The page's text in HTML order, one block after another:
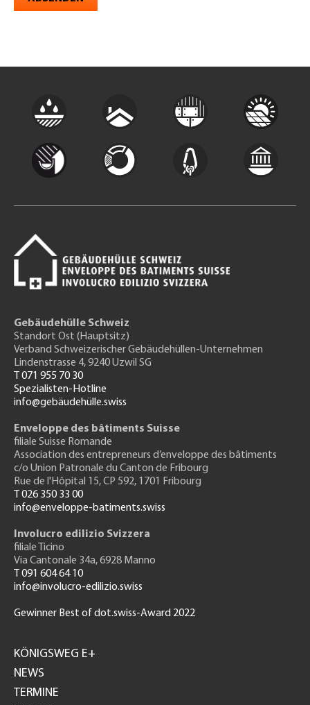
Gebäudehülle Schweiz
Standort Ost (Hauptsitz)
Verband Schweizerischer Gebäudehüllen-Unternehmen
Lindenstrasse 4, 9240 Uzwil SG
T 071 955 70 30
Spezialisten-Hotline
info@gebäudehülle.swiss
Enveloppe des bâtiments Suisse
filiale Suisse Romande
Association des entrepreneurs d’enveloppe des bâtiments
c/o Union Patronale du Canton de Fribourg
Rue de l'Hôpital 15, CP 592, 1701 Fribourg
T 026 350 33 00
info@enveloppe-batiments.swiss
Involucro edilizio Svizzera
filiale Ticino
Via Cantonale 34a, 6928 Manno
T 091 604 64 10
info@involucro-edilizio.swiss
Gewinner Best of dot.swiss-Award 2022
GH
KÖNIGSWEG E+
NEWS
TERMINE